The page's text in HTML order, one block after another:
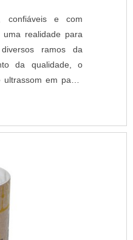
confiáveis e com
realidade para
ramos da
da qualidade, o
em papel
que pode
comparado com o
de impressão.
Por isso, o p....